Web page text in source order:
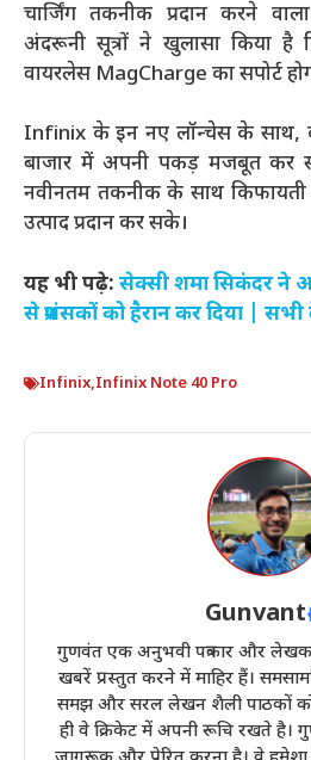
चार्जिंग तकनीक प्रदान करने
अंदरूनी सूत्रों ने खुलासा किया है
वायरलेस MagCharge का सपोर्ट
Infinix के इन नए लॉन्चेस के साथ,
बाजार में अपनी पकड़ मजबूत
नवीनतम तकनीक के साथ किफायती
उत्पाद प्रदान कर सके।
यह भी पढ़े: सेक्सी शमा सिकंदर ने
से प्रशंसकों को हैरान कर दिया |
Infinix,Infinix Note 40 Pro
Gunvant
गुणवंत एक अनुभवी पत्रकार और
खबरें प्रस्तुत करने में माहिर हैं।
समझ और सरल लेखन शैली पाठकों को
ही वे क्रिकेट में अपनी रूचि रखते है।